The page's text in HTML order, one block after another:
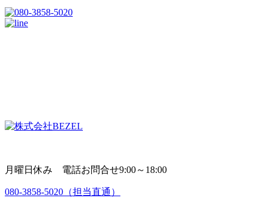
月曜日休み 電話お問合せ9:00～18:00
080-3858-5020 （担当直通）